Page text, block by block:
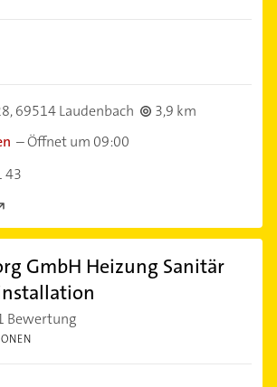
69514 Laudenbach
3,9 km
–Öffnet um 09:00
43
GmbH Heizung Sanitär
Bewertung